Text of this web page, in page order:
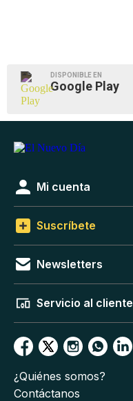
DISPONIBLE EN
Google Play
Mi cuenta
Suscríbete
Newsletters
Servicio al cliente
¿Quiénes somos?
Contáctanos